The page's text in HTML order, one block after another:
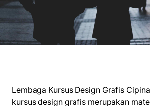
Lembaga Kursus Design Grafis
kursus design grafis merupakan